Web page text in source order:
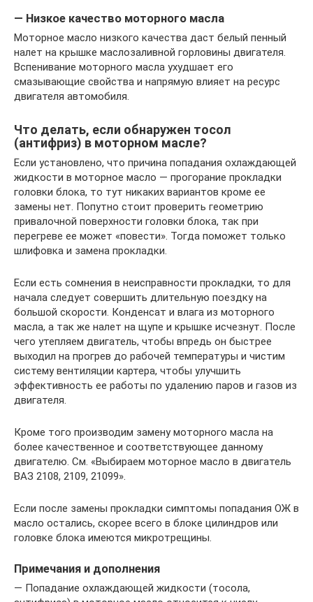
— Низкое качество моторного масла
Моторное масло низкого качества даст белый пенный
налет на крышке маслозаливной горловины двигателя.
Вспенивание моторного масла ухудшает его
смазывающие свойства и напрямую влияет на ресурс
двигателя автомобиля.
Что делать, если обнаружен тосол
(антифриз) в моторном масле?
Если установлено, что причина попадания охлаждающей
жидкости в моторное масло — прогорание прокладки
головки блока, то тут никаких вариантов кроме ее
замены нет. Попутно стоит проверить геометрию
привалочной поверхности головки блока, так при
перегреве ее может «повести». Тогда поможет только
шлифовка и замена прокладки.
Если есть сомнения в неисправности прокладки, то для
начала следует совершить длительную поездку на
большой скорости. Конденсат и влага из моторного
масла, а так же налет на щупе и крышке исчезнут. После
чего утепляем двигатель, чтобы впредь он быстрее
выходил на прогрев до рабочей температуры и чистим
систему вентиляции картера, чтобы улучшить
эффективность ее работы по удалению паров и газов из
двигателя.
Кроме того производим замену моторного масла на
более качественное и соответствующее данному
двигателю. См. «Выбираем моторное масло в двигатель
ВАЗ 2108, 2109, 21099».
Если после замены прокладки симптомы попадания ОЖ в
масло остались, скорее всего в блоке цилиндров или
головке блока имеются микротрещины.
Примечания и дополнения
— Попадание охлаждающей жидкости (тосола,